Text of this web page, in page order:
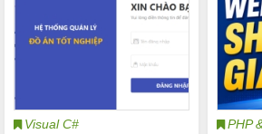
Visual C#
PHP